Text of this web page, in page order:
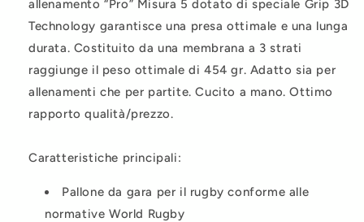
allenamento “Pro” Misura 5 dotato di speciale Grip 3D
Technology garantisce una presa ottimale e una lunga
durata. Costituito da una membrana a 3 strati
raggiunge il peso ottimale di 454 gr. Adatto sia per
allenamenti che per partite. Cucito a mano. Ottimo
rapporto qualità/prezzo.
Caratteristiche principali:
Pallone da gara per il rugby conforme alle
normative World Rugby